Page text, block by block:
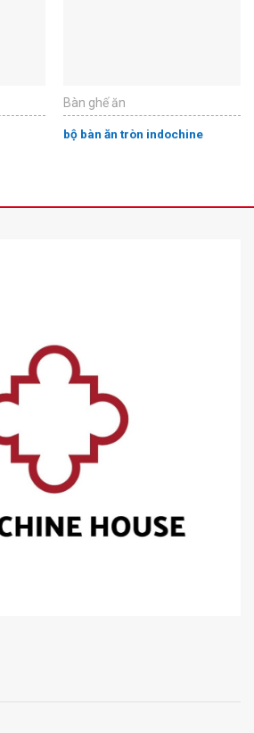
Bàn ghế ăn
bộ bàn ăn tròn indochine